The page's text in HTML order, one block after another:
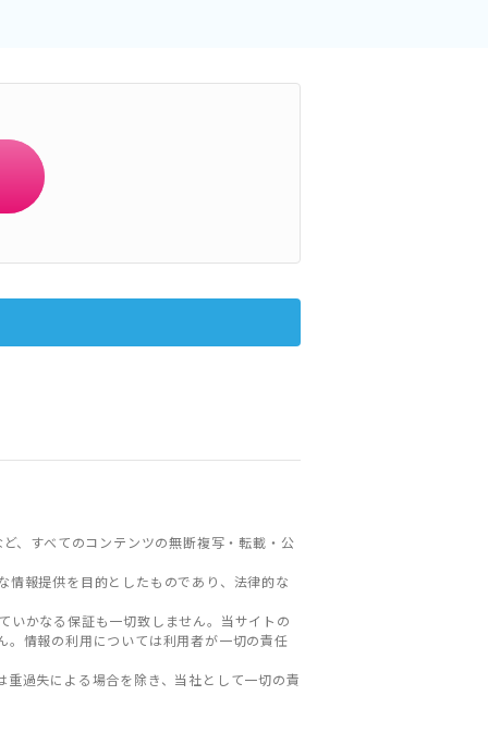
、すべてのコンテンツの無断複写・転載・公
報提供を目的としたものであり、法律的な
いかなる保証も一切致しません。当サイトの
情報の利用については利用者が一切の責任
過失による場合を除き、当社として一切の責